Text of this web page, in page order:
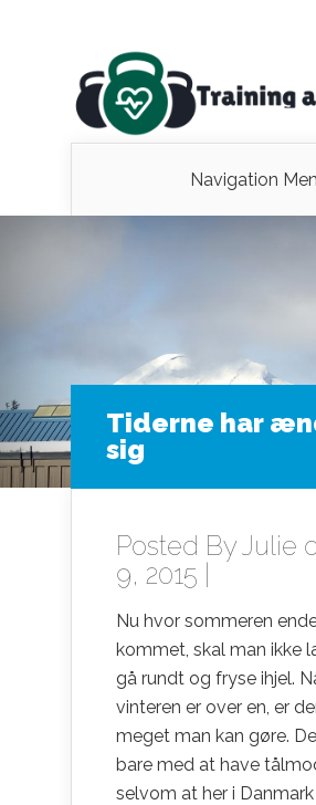
Navigation
Tiderne har
sig
Posted ByJulie
9, 2015 |
Nu hvor sommeren
kommet, skal man ikke
gå rundt og fryse ihjel.
vinteren er over en, er
meget man kan gøre.
bare med at have
selvom at her i